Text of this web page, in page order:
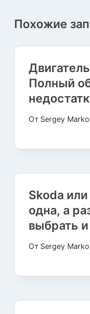
Похожие
Полный
От Sergey
Skoda
одна, а
выбрать
От Sergey